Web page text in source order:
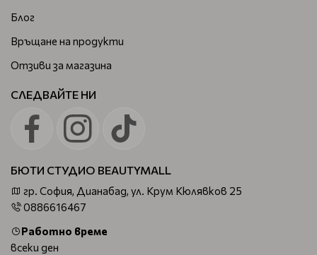
Блог
Връщане на продукти
Отзиви за магазина
СЛЕДВАЙТЕ НИ
БЮТИ СТУДИО BEAUTYMALL
гр. София, Дианабад, ул. Крум Кюлявков 25
0886616467
Работно време
всеки ден